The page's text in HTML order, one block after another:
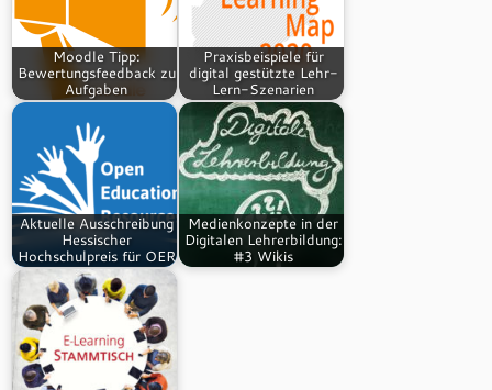
Moodle Tipp:
Bewertungsfeedback zu
Aufgaben
Praxisbeispiele für
digital gestützte Lehr-
Lern-Szenarien
Aktuelle Ausschreibung
Hessischer
Hochschulpreis für OER
Medienkonzepte in der
Digitalen Lehrerbildung:
#3 Wikis